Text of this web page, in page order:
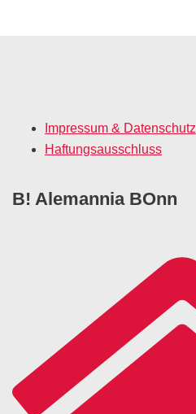
Impressum & Datenschutz
Haftungsausschluss
B! Alemannia BOnn